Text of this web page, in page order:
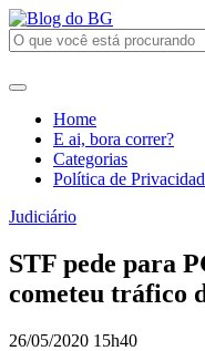
Home
E ai, bora correr?
Categorias
Política de
Judiciário
STF pede para
cometeu tráfico
26/05/2020 15h40